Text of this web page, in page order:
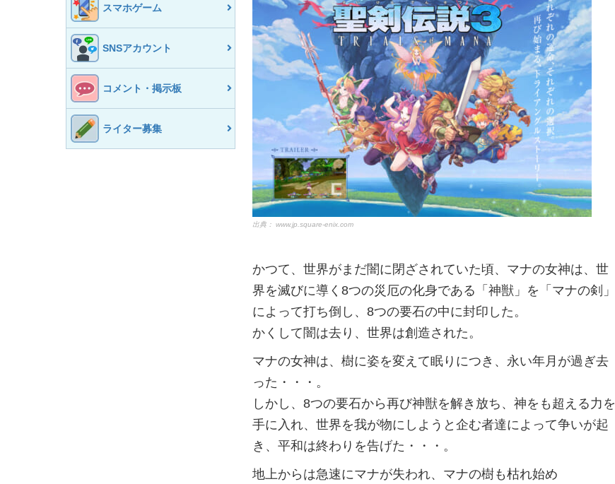
スマホゲーム
SNSアカウント
コメント・掲示板
ライター募集
出典： www.jp.square-enix.com
かつて、世界がまだ闇に閉ざされていた頃、マナの女神は、世
界を滅びに導く8つの災厄の化身である「神獣」を「マナの剣」
によって打ち倒し、8つの要石の中に封印した。
かくして闇は去り、世界は創造された。
マナの女神は、樹に姿を変えて眠りにつき、永い年月が過ぎ去
った・・・。
しかし、8つの要石から再び神獣を解き放ち、神をも超える力を
手に入れ、世界を我が物にしようと企む者達によって争いが起
き、平和は終わりを告げた・・・。
地上からは急速にマナが失われ、マナの樹も枯れ始め